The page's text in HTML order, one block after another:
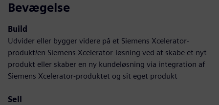
Bevægelse
Build
Udvider eller bygger videre på et Siemens Xcelerator-
produkt/en Siemens Xcelerator-løsning ved at skabe et nyt
produkt eller skaber en ny kundeløsning via integration af
Siemens Xcelerator-produktet og sit eget produkt
Sell